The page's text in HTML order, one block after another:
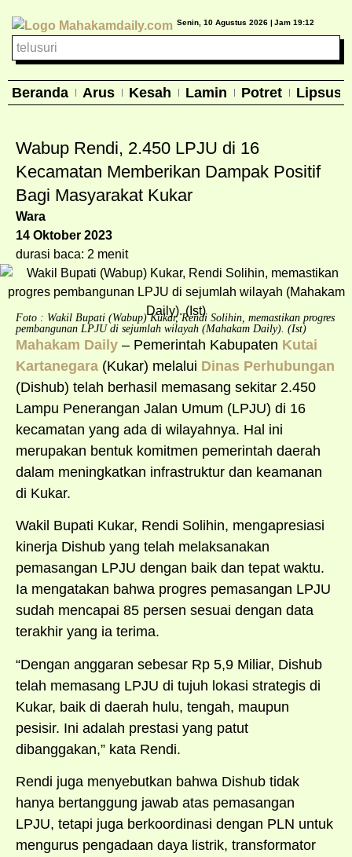
Senin, 10 Agustus 2026 | Jam 19:12
Beranda Arus Kesah Lamin Potret Lipsus
Wabup Rendi, 2.450 LPJU di 16
Kecamatan Memberikan Dampak Positif
Bagi Masyarakat Kukar
Wara
14 Oktober 2023
durasi baca: 2 menit
Foto : Wakil Bupati (Wabup) Kukar, Rendi Solihin, memastikan progres
pembangunan LPJU di sejumlah wilayah (Mahakam Daily). (Ist)
Mahakam Daily – Pemerintah Kabupaten Kutai
Kartanegara (Kukar) melalui Dinas Perhubungan
(Dishub) telah berhasil memasang sekitar 2.450
Lampu Penerangan Jalan Umum (LPJU) di 16
kecamatan yang ada di wilayahnya. Hal ini
merupakan bentuk komitmen pemerintah daerah
dalam meningkatkan infrastruktur dan keamanan
di Kukar.
Wakil Bupati Kukar, Rendi Solihin, mengapresiasi
kinerja Dishub yang telah melaksanakan
pemasangan LPJU dengan baik dan tepat waktu.
Ia mengatakan bahwa progres pemasangan LPJU
sudah mencapai 85 persen sesuai dengan data
terakhir yang ia terima.
“Dengan anggaran sebesar Rp 5,9 Miliar, Dishub
telah memasang LPJU di tujuh lokasi strategis di
Kukar, baik di daerah hulu, tengah, maupun
pesisir. Ini adalah prestasi yang patut
dibanggakan,” kata Rendi.
Rendi juga menyebutkan bahwa Dishub tidak
hanya bertanggung jawab atas pemasangan
LPJU, tetapi juga berkoordinasi dengan PLN untuk
mengurus pengadaan daya listrik, transformator